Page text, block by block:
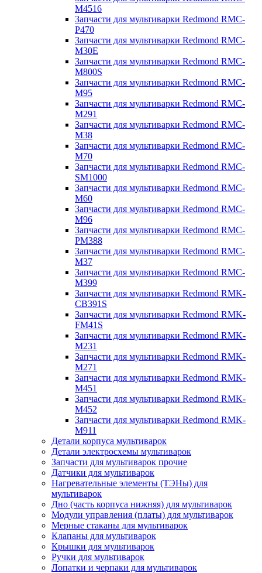
M4516
Запчасти для мультиварки Redmond RMC-
P470
Запчасти для мультиварки Redmond RMC-
M30E
Запчасти для мультиварки Redmond RMC-
M800S
Запчасти для мультиварки Redmond RMC-
M95
Запчасти для мультиварки Redmond RMC-
M291
Запчасти для мультиварки Redmond RMC-
M38
Запчасти для мультиварки Redmond RMC-
M70
Запчасти для мультиварки Redmond RMC-
SM1000
Запчасти для мультиварки Redmond RMC-
M60
Запчасти для мультиварки Redmond RMC-
M96
Запчасти для мультиварки Redmond RMC-
PM388
Запчасти для мультиварки Redmond RMC-
M37
Запчасти для мультиварки Redmond RMC-
M399
Запчасти для мультиварки Redmond RMK-
CB391S
Запчасти для мультиварки Redmond RMK-
FM41S
Запчасти для мультиварки Redmond RMK-
M231
Запчасти для мультиварки Redmond RMK-
M271
Запчасти для мультиварки Redmond RMK-
M451
Запчасти для мультиварки Redmond RMK-
M452
Запчасти для мультиварки Redmond RMK-
M911
Детали корпуса мультиварок
Детали электросхемы мультиварок
Запчасти для мультиварок прочие
Датчики для мультиварок
Нагревательные элементы (ТЭНы) для
мультиварок
Дно (часть корпуса нижняя) для мультиварок
Модули управления (платы) для мультиварок
Мерные стаканы для мультиварок
Клапаны для мультиварок
Крышки для мультиварок
Ручки для мультиварок
Лопатки и черпаки для мультиварок